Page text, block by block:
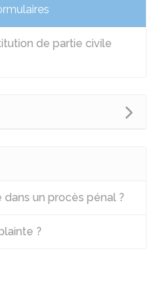
de partie civile
un procès pénal ?
?